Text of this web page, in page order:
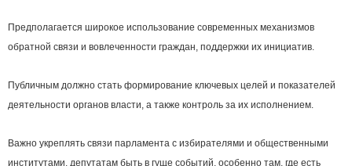
Предполагается широкое использование современных механизмов
обратной связи и вовлеченности граждан, поддержки их инициатив.
Публичным должно стать формирование ключевых целей и показателей
деятельности органов власти, а также контроль за их исполнением.
Важно укреплять связи парламента с избирателями и общественными
институтами, депутатам быть в гуще событий, особенно там, где есть